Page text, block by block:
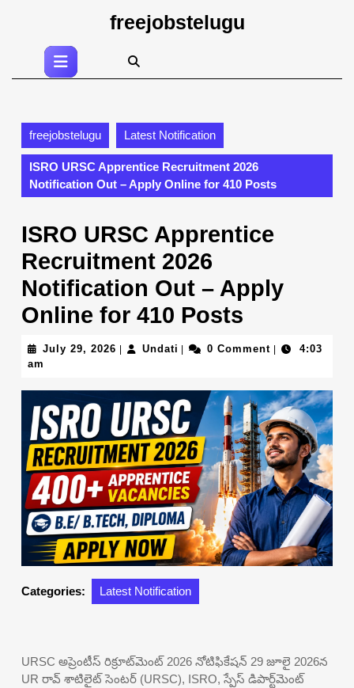
to
freejobstelugu
Open
Button
freejobstelugu Latest Notification
ISRO URSC Apprentice Recruitment 2026
Notification Out – Apply Online for 410 Posts
ISRO URSC Apprentice
Recruitment 2026
Notification Out – Apply
Online for 410 Posts
July 29, 2026 July Undati Undati0 Comment
4:03
am
Categories: Latest Notification
URSC అప్రెంటీస్ రిక్రూట్‌మెంట్ 2026 నోటిఫికేషన్ 29 జూలై 2026న
UR రావ్ శాటిలైట్ సెంటర్ (URSC), ISRO, స్పేస్ డిపార్ట్‌మెంట్